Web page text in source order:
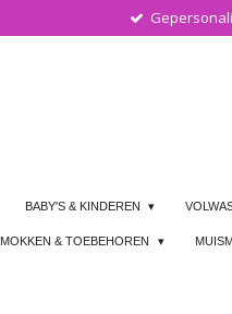
BABY'S & KINDEREN
MOKKEN & TOEBEHOREN